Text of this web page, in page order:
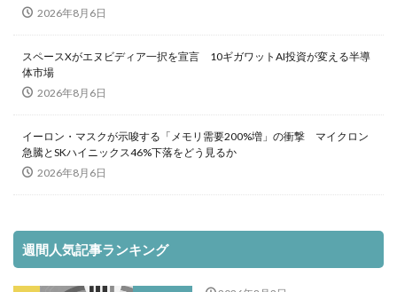
2026年8月6日
スペースXがエヌビディア一択を宣言 10ギガワットAI投資が変える半導
体市場
2026年8月6日
イーロン・マスクが示唆する「メモリ需要200%増」の衝撃 マイクロン
急騰とSKハイニックス46%下落をどう見るか
2026年8月6日
週間人気記事ランキング